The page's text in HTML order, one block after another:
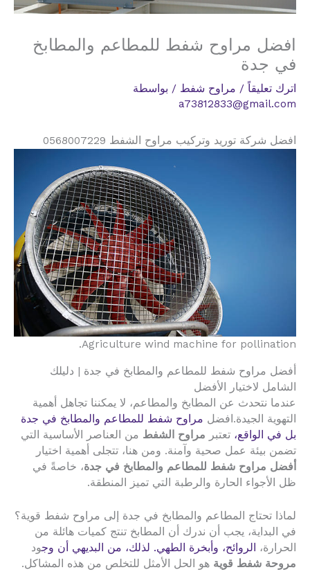
افضل مراوح شفط للمطاعم والمطابخ
في جدة
اترك تعليقاً / مراوح شفط / بواسطة
a73812833@gmail.com
افضل شركة توريد وتركيب مراوح الشفط 0568007229
Agriculture wind machine for pollination.
أفضل مراوح شفط للمطاعم والمطابخ في جدة | دليلك
الشامل لاختيار الأفضل
عندما نتحدث عن المطابخ والمطاعم، لا يمكننا تجاهل أهمية
التهوية الجيدة.افضل مراوح شفط للمطاعم والمطابخ في جدة
بل في الواقع، تعتبر مراوح الشفط من العناصر الأساسية التي
تضمن بيئة عمل صحية وآمنة. ومن هنا، تتجلى أهمية اختيار
أفضل مراوح شفط للمطاعم والمطابخ في جدة، خاصةً في
ظل الأجواء الحارة والرطبة التي تميز المنطقة.
لماذا تحتاج المطاعم والمطابخ في جدة إلى مراوح شفط قوية؟
في البداية، يجب أن ندرك أن المطابخ تنتج كميات هائلة من
الحرارة،
الروائح، وأبخرة الطهي. لذلك، من البديهي أن وجود
مروحة شفط قوية هو الحل الأمثل للتخلص من هذه المشاكل.